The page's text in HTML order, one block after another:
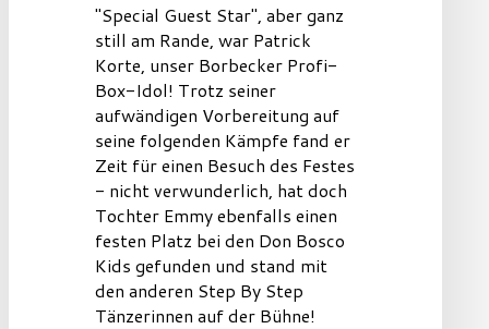
"Special Guest Star", aber ganz
still am Rande, war Patrick
Korte, unser Borbecker Profi-
Box-Idol! Trotz seiner
aufwändigen Vorbereitung auf
seine folgenden Kämpfe fand er
Zeit für einen Besuch des Festes
- nicht verwunderlich, hat doch
Tochter Emmy ebenfalls einen
festen Platz bei den Don Bosco
Kids gefunden und stand mit
den anderen Step By Step
Tänzerinnen auf der Bühne!